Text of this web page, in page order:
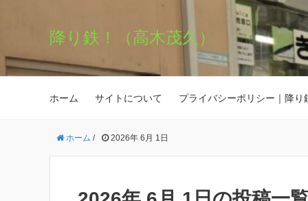
降り鉄！（高木茂久）
ホーム サイトについて プライバシーポリシー｜降り
ホーム / 2026年 6月 1日